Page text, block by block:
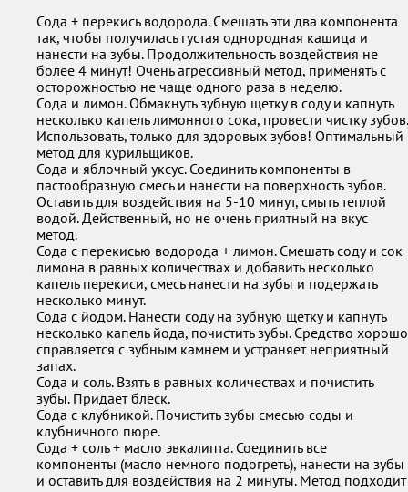
Сода + перекись водорода. Смешать эти два компонента
так, чтобы получилась густая однородная кашица и
нанести на зубы. Продолжительность воздействия не
более 4 минут! Очень агрессивный метод, применять с
осторожностью не чаще одного раза в неделю.
Сода и лимон. Обмакнуть зубную щетку в соду и капнуть
несколько капель лимонного сока, провести чистку зубов.
Использовать, только для здоровых зубов! Оптимальный
метод для курильщиков.
Сода и яблочный уксус. Соединить компоненты в
пастообразную смесь и нанести на поверхность зубов.
Оставить для воздействия на 5-10 минут, смыть теплой
водой. Действенный, но не очень приятный на вкус
метод.
Сода с перекисью водорода + лимон. Смешать соду и сок
лимона в равных количествах и добавить несколько
капель перекиси, смесь нанести на зубы и подержать
несколько минут.
Сода с йодом. Нанести соду на зубную щетку и капнуть
несколько капель йода, почистить зубы. Средство хорошо
справляется с зубным камнем и устраняет неприятный
запах.
Сода и соль. Взять в равных количествах и почистить
зубы. Придает блеск.
Сода с клубникой. Почистить зубы смесью соды и
клубничного пюре.
Сода + соль + масло эвкалипта. Соединить все
компоненты (масло немного подогреть), нанести на зубы
и оставить для воздействия на 2 минуты. Метод подходит